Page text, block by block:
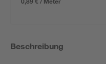
Beschreibung